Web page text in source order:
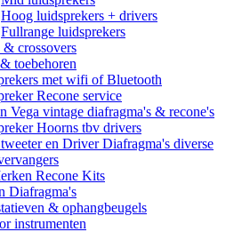
Hoog luidsprekers + drivers
Fullrange luidsprekers
& crossovers
toebehoren
met wifi of Bluetooth
Recone service
Vega vintage diafragma's & recone's
Hoorns tbv drivers
en Driver Diafragma's diverse
Recone Kits
Diafragma's
& ophangbeugels
instrumenten